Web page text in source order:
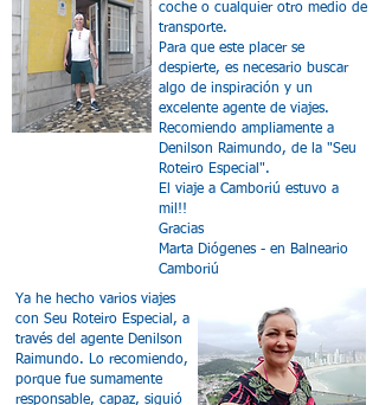
coche o cualquier otro medio de
transporte.
Para que este placer se
despierte, es necesario buscar
algo de inspiración y un
excelente agente de viajes.
Recomiendo ampliamente a
Denilson Raimundo, de la "Seu
Roteiro Especial".
El viaje a Camboriú estuvo a
mil!!
Gracias
Marta Diógenes - en Balneario
Camboriú
Ya he hecho varios viajes
con Seu Roteiro Especial, a
través del agente Denilson
Raimundo. Lo recomiendo,
porque fue sumamente
responsable, capaz, siguió